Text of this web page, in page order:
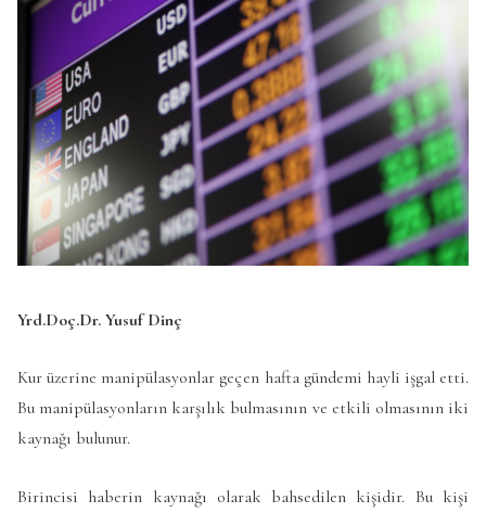
Yrd.Doç.Dr. Yusuf Dinç
Kur üzerine manipülasyonlar geçen hafta gündemi hayli işgal etti.
Bu manipülasyonların karşılık bulmasının ve etkili olmasının iki
kaynağı bulunur.
Birincisi haberin kaynağı olarak bahsedilen kişidir. Bu kişi